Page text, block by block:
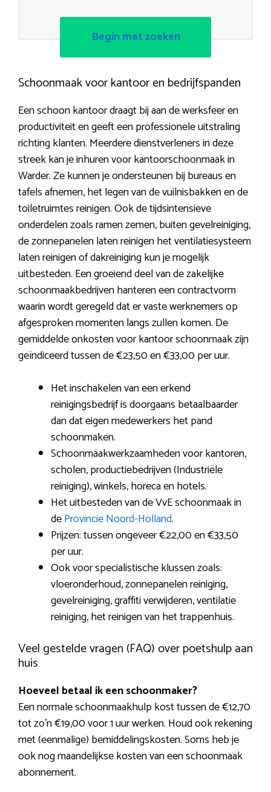
Begin met zoeken
Schoonmaak voor kantoor en bedrijfspanden
Een schoon kantoor draagt bij aan de werksfeer en
productiviteit en geeft een professionele uitstraling
richting klanten. Meerdere dienstverleners in deze
streek kan je inhuren voor kantoorschoonmaak in
Warder. Ze kunnen je ondersteunen bij bureaus en
tafels afnemen, het legen van de vuilnisbakken en de
toiletruimtes reinigen. Ook de tijdsintensieve
onderdelen zoals ramen zemen, buiten gevelreiniging,
de zonnepanelen laten reinigen het ventilatiesysteem
laten reinigen of dakreiniging kun je mogelijk
uitbesteden. Een groeiend deel van de zakelijke
schoonmaakbedrijven hanteren een contractvorm
waarin wordt geregeld dat er vaste werknemers op
afgesproken momenten langs zullen komen. De
gemiddelde onkosten voor kantoor schoonmaak zijn
geïndiceerd tussen de €23,50 en €33,00 per uur.
Het inschakelen van een erkend
reinigingsbedrijf is doorgaans betaalbaarder
dan dat eigen medewerkers het pand
schoonmaken.
Schoonmaakwerkzaamheden voor kantoren,
scholen, productiebedrijven (Industriële
reiniging), winkels, horeca en hotels.
Het uitbesteden van de VvE schoonmaak in
deProvincie Noord-Holland.
Prijzen: tussen ongeveer €22,00 en €33,50
per uur.
Ook voor specialistische klussen zoals:
vloeronderhoud, zonnepanelen reiniging,
gevelreiniging, graffiti verwijderen, ventilatie
reiniging, het reinigen van het trappenhuis.
Veel gestelde vragen (FAQ) over poetshulp aan
huis
Hoeveel betaal ik een schoonmaker?
Een normale schoonmaakhulp kost tussen de €12,70
tot zo’n €19,00 voor 1 uur werken. Houd ook rekening
met (eenmalige) bemiddelingskosten. Soms heb je
ook nog maandelijkse kosten van een schoonmaak
abonnement.